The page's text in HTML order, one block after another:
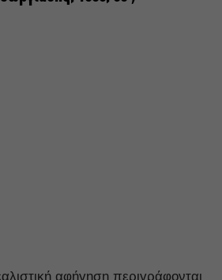
αφήγηση περιγράφονται